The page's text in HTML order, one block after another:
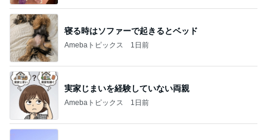
寝る時はソファーで起きるとベッド
Amebaトピックス 1日前
実家じまいを経験していない両親
Amebaトピックス 1日前